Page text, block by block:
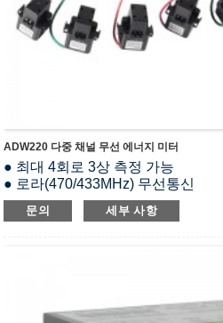
ADW220 다중 채널 무선 에너지 미터
● 최대 4회로 3상 측정 가능
● 로라(470/433MHz) 무선통신
● 모든 전기 매개변수를 측정합니다.
● 분할 코어 개방 루프 CT
문의 세부 사항